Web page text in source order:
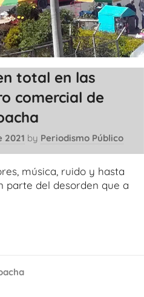
total en las
comercial de
2021 by Periodismo Público
música, ruido y hasta
parte del desorden que a